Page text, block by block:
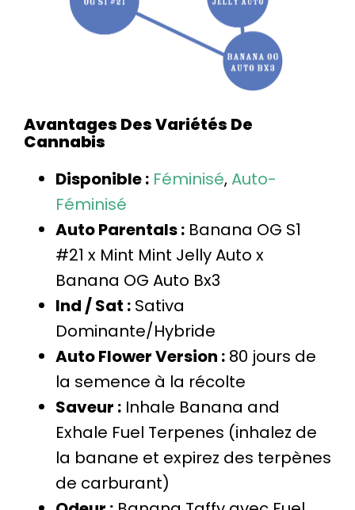
Avantages Des Variétés De
Cannabis
Disponible : Féminisé,Auto-
Féminisé
Auto Parentals :Banana OG S1
#21 x Mint Mint Jelly Auto x
Banana OG Auto Bx3
Ind / Sat :Sativa
Dominante/Hybride
Auto Flower Version :80 jours de
la semence à la récolte
Saveur :Inhale Banana and
Exhale Fuel Terpenes (inhalez de
la banane et expirez des terpènes
de carburant)